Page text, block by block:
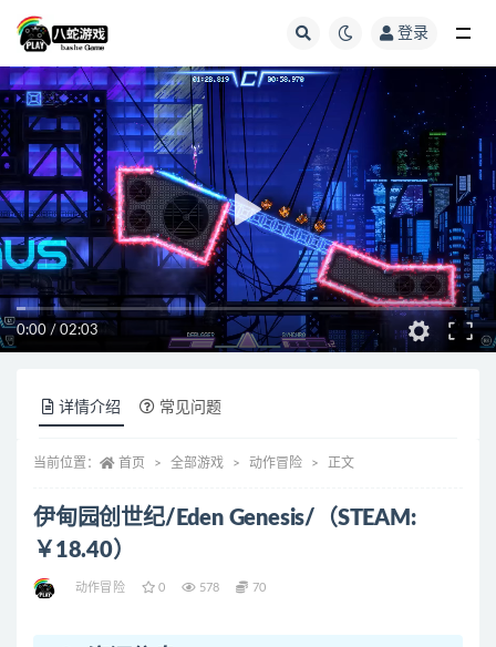
登录
0:00 / 02:03
详情介绍 常见问题
当前位置： 首页 全部游戏 动作冒险 正文
伊甸园创世纪/Eden Genesis/（STEAM:
￥18.40）
动作冒险 0 578 70